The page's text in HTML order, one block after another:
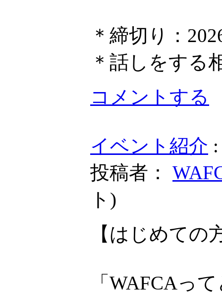
＊締切り：
＊話しをする
コメントする
イベント紹介
投稿者：
ト )
【はじめての
「WAFCAっ